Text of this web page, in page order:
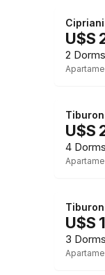
U$S
2
U$S
4
U$S
3